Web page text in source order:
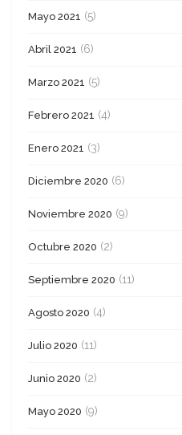
Mayo 2021 (5)
Abril 2021 (6)
Marzo 2021 (5)
Febrero 2021 (4)
Enero 2021 (3)
Diciembre 2020 (6)
Noviembre 2020 (9)
Octubre 2020 (2)
Septiembre 2020 (11)
Agosto 2020 (4)
Julio 2020 (11)
Junio 2020 (2)
Mayo 2020 (9)